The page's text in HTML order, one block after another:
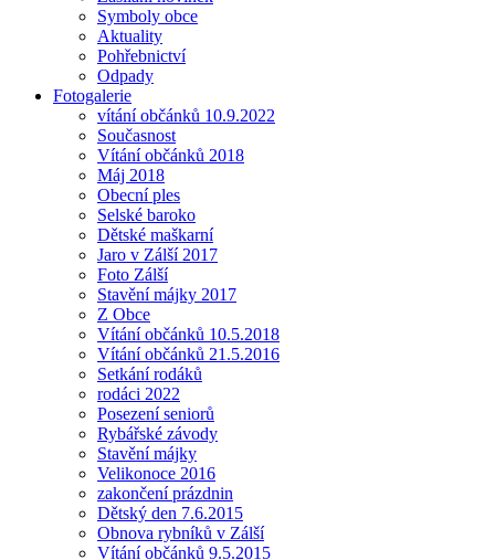
Symboly obce
Aktuality
Pohřebnictví
Odpady
Fotogalerie
vítání občánků 10.9.2022
Současnost
Vítání občánků 2018
Máj 2018
Obecní ples
Selské baroko
Dětské maškarní
Jaro v Zálší 2017
Foto Zálší
Stavění májky 2017
Z Obce
Vítání občánků 10.5.2018
Vítání občánků 21.5.2016
Setkání rodáků
rodáci 2022
Posezení seniorů
Rybářské závody
Stavění májky
Velikonoce 2016
zakončení prázdnin
Dětský den 7.6.2015
Obnova rybníků v Zálší
Vítání občánků 9.5.2015